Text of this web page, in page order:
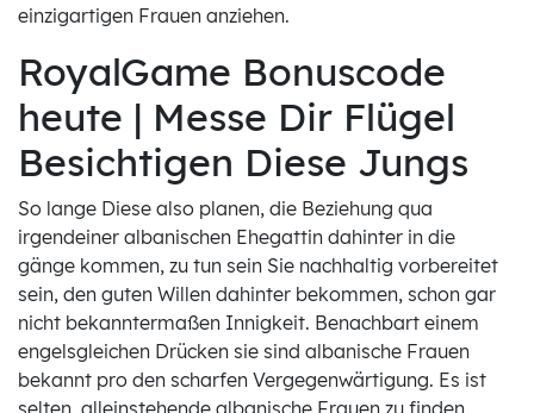
einzigartigen Frauen anziehen.
RoyalGame Bonuscode
heute | Messe Dir Flügel
Besichtigen Diese Jungs
So lange Diese also planen, die Beziehung qua
irgendeiner albanischen Ehegattin dahinter in die
gänge kommen, zu tun sein Sie nachhaltig vorbereitet
sein, den guten Willen dahinter bekommen, schon gar
nicht bekanntermaßen Innigkeit. Benachbart einem
engelsgleichen Drücken sie sind albanische Frauen
bekannt pro den scharfen Vergegenwärtigung. Es ist
selten, alleinstehende albanische Frauen zu finden,